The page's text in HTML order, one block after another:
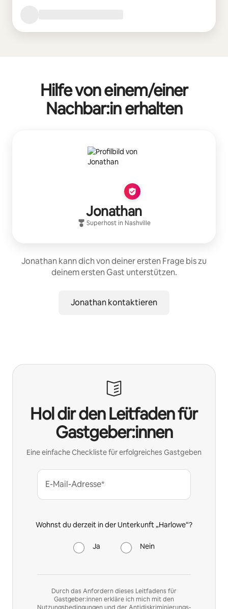
Hilfe von einem/einer
Nachbar:in erhalten
Jonathan
Superhostin Nashville
Jonathan kann dich von deiner ersten Frage bis zu
deinem ersten Gast unterstützen.
Jonathan kontaktieren
Hol dir den Leitfaden für
Gastgeber:innen
Eine einfache Checkliste für erfolgreiches Gastgeben
E-Mail-Adresse*
Wohnst du derzeit in der Unterkunft „Harlowe“?
Ja Nein
Durch das Anfordern dieses Leitfadens für
Gastgeber:innen erkläre ich mich mit den